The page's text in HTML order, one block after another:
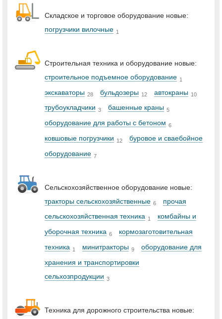
Складское и торговое оборудование новые:
погрузчики вилочные 1
Строительная техника и оборудование новые:
строительное подъемное оборудование 1
экскаваторы 28 бульдозеры 12 автокраны 10
трубоукладчики 3 башенные краны 5
оборудование для работы с бетоном 6
ковшовые погрузчики 12
буровое и сваебойное
оборудование 7
Сельскохозяйственное оборудование новые:
тракторы сельскохозяйственные 6
прочая
сельскохозяйственная техника 1
комбайны и
уборочная техника 6
кормозаготовительная
техника 1 минитракторы 9
оборудование для
хранения и транспортировки
сельхозпродукции 3
Техника для дорожного строительства новые: